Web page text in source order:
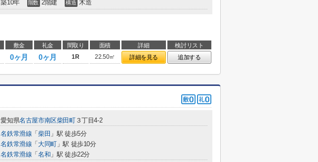
築10年 階数 2階建 構造 木造
敷金 礼金 間取り 面積 詳細
検討リスト
0ヶ月 0ヶ月 1R 22.50㎡ 詳細を見る 追加する
愛知県名古屋市南区柴田町３丁目4-2
名鉄常滑線 「 柴田 」駅 徒歩5分
名鉄常滑線 「 大同町」駅 徒歩10分
名鉄常滑線 「 名和 」駅 徒歩22分